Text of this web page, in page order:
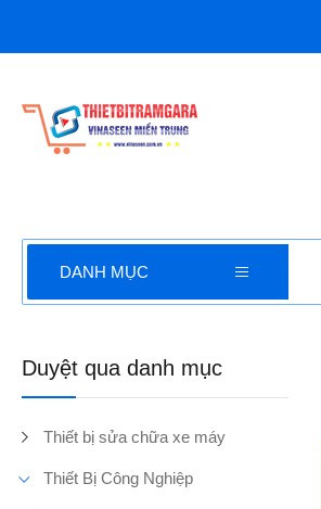
DANH MỤC
Duyệt qua danh mục
Thiết bị sửa chữa xe máy
Thiết Bị Công Nghiệp